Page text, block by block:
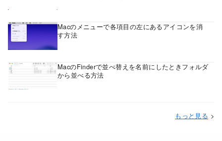
Macのメニューで各項目の左にあるアイコンを消
す方法
MacのFinderで並べ替えを名前にしたときフォルダ
から並べる方法
もっと見る >